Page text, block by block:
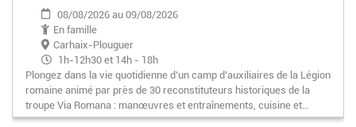
08/08/2026 au 09/08/2026
En famille
Carhaix-Plouguer
1h-12h30 et 14h - 18h
Plongez dans la vie quotidienne d’un camp d’auxiliaires de la Légion
romaine animé par près de 30 reconstituteurs historiques de la
troupe Via Romana : manœuvres et entraînements, cuisine et…